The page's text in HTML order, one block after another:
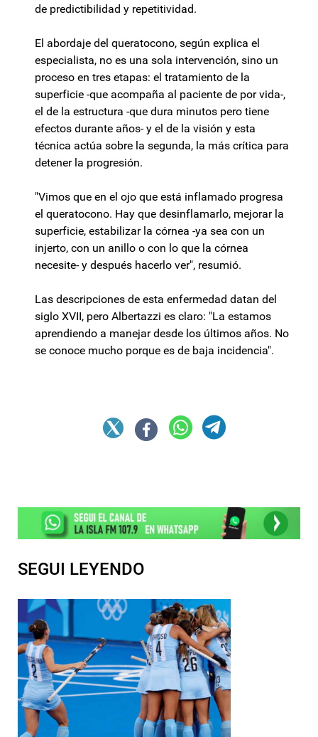
de predictibilidad y repetitividad.
El abordaje del queratocono, según explica el
especialista, no es una sola intervención, sino un
proceso en tres etapas: el tratamiento de la
superficie -que acompaña al paciente de por vida-,
el de la estructura -que dura minutos pero tiene
efectos durante años- y el de la visión y esta
técnica actúa sobre la segunda, la más crítica para
detener la progresión.
"Vimos que en el ojo que está inflamado progresa
el queratocono. Hay que desinflamarlo, mejorar la
superficie, estabilizar la córnea -ya sea con un
injerto, con un anillo o con lo que la córnea
necesite- y después hacerlo ver", resumió.
Las descripciones de esta enfermedad datan del
siglo XVII, pero Albertazzi es claro: "La estamos
aprendiendo a manejar desde los últimos años. No
se conoce mucho porque es de baja incidencia".
SEGUI LEYENDO